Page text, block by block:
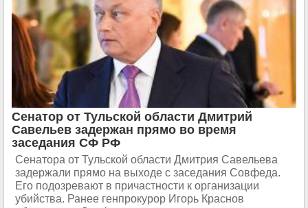
Сенатор от Тульской области Дмитрий
Савельев задержан прямо во время
заседания СФ РФ
Сенатора от Тульской области Дмитрия Савельева
задержали прямо на выходе с заседания Совфеда.
Его подозревают в причастности к организации
убийства. Ранее генпрокурор Игорь Краснов